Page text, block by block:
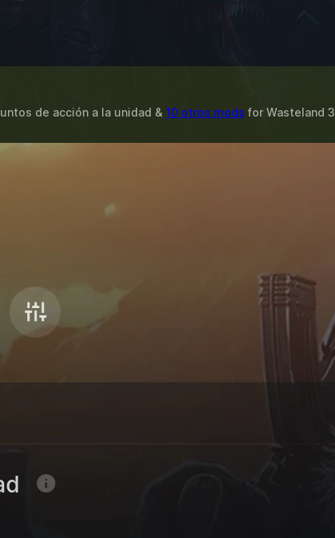
de acción a la unidad & 10 otros mods for Wasteland 3